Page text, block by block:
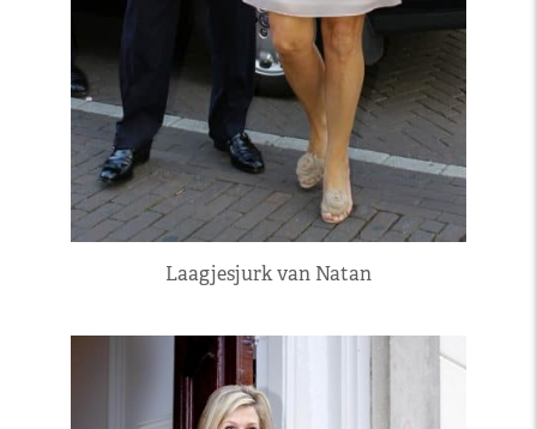
Laagjesjurk van Natan